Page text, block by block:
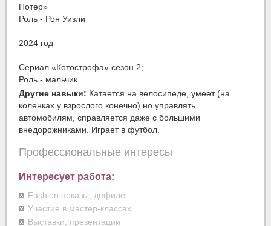
Потер»
Роль - Рон Уизли
2024 год
Сериал «Котострофа» сезон 2;
Роль - мальчик.
Другие навыки: Катается на велосипеде, умеет (на
коленках у взрослого конечно) но управлять
автомобилям, справляется даже с большими
внедорожниками. Играет в футбол.
Профессиональные интересы
Интересует работа:
Fashion показы, дефиле
Участие в мастер-классах
Выставки, презентации